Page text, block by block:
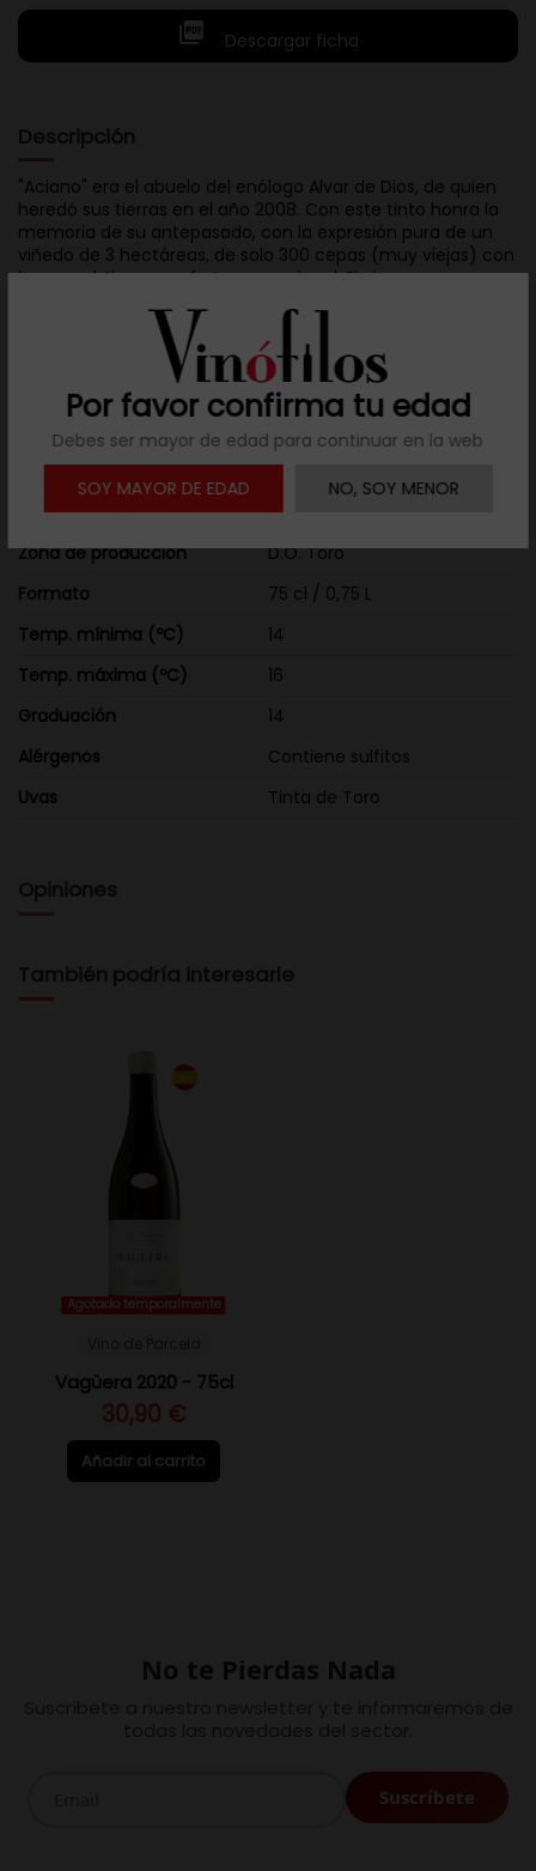
Por favor confirma tu edad
Debes ser mayor de edad para continuar en la web
SOY MAYOR DE EDAD
NO, SOY MENOR
 Descargar ficha
Descripción
"Aciano" era el abuelo del enólogo Alvar de Dios, de quien
heredó sus tierras en el año 2008. Con este tinto honra la
memoria de su antepasado, con la expresión pura de un
viñedo de 3 hectáreas, de solo 300 cepas (muy viejas) con
las que obtiene una fruta excepcional. El vino pasa un
moderan el aporte de la madera al tiempo que le
confieren cierta complejidad.
Detalles del producto
Añada
2020
Países
España
Zona de producción
D.O. Toro
Formato
75 cl / 0,75 L
Temp. mínima (ºC)
14
Temp. máxima (ºC)
16
Graduación
14
Alérgenos
Contiene sulfitos
Uvas
Tinta de Toro
Opiniones
También podría interesarle
Agotado temporalmente
Vagüera 2020 - 75cl
30,90 €
Añadir al carrito
No te Pierdas Nada